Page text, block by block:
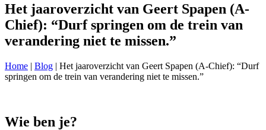
Het jaaroverzicht van Geert Spapen (A-
Chief): “Durf springen om de trein van
verandering niet te missen.”
Home | Blog | Het jaaroverzicht van Geert Spapen (A-Chief): “Durf
springen om de trein van verandering niet te missen.”
Wie ben je?